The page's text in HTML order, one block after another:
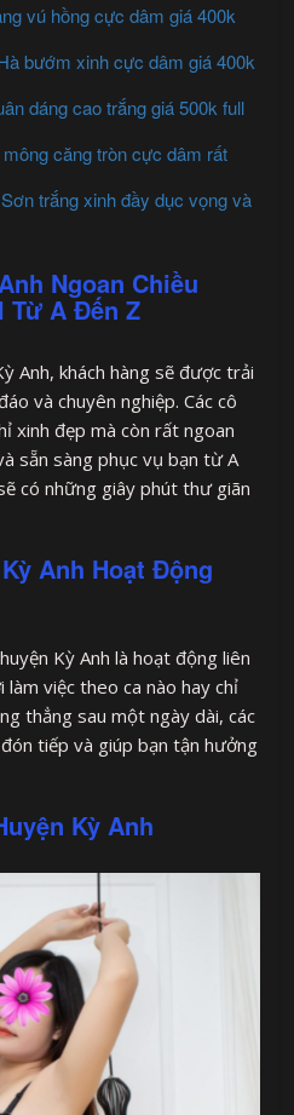
vú hồng cực dâm giá 400k
bướm xinh cực dâm giá 400k
dáng cao trắng giá 500k full
căng tròn cực dâm rất
trắng xinh đầy dục vọng và
Ngoan Chiều
Từ A Đến Z
Anh, khách hàng sẽ được trải
và chuyên nghiệp. Các cô
xinh đẹp mà còn rất ngoan
sẵn sàng phục vụ bạn từ A
có những giây phút thư giãn
Anh Hoạt Động
Kỳ Anh là hoạt động liên
việc theo ca nào hay chỉ
thẳng sau một ngày dài, các
tiếp và giúp bạn tận hưởng
Kỳ Anh